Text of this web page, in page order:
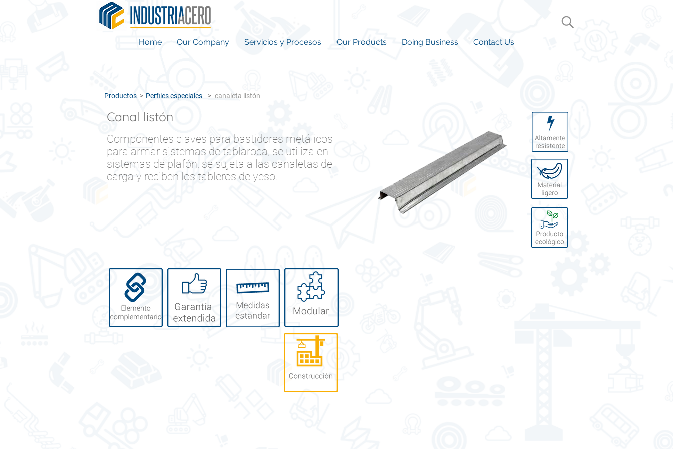
Home Our Company Servicios y Procesos Our Products Doing Business Contact Us
>
Productos Perfiles especiales > canaleta listón
Canal listón
Componentes claves para bastidores metálicos
para armar sistemas de tablaroca, se utiliza en
sistemas de plafón, se sujeta a las canaletas de
carga y reciben los tableros de yeso.